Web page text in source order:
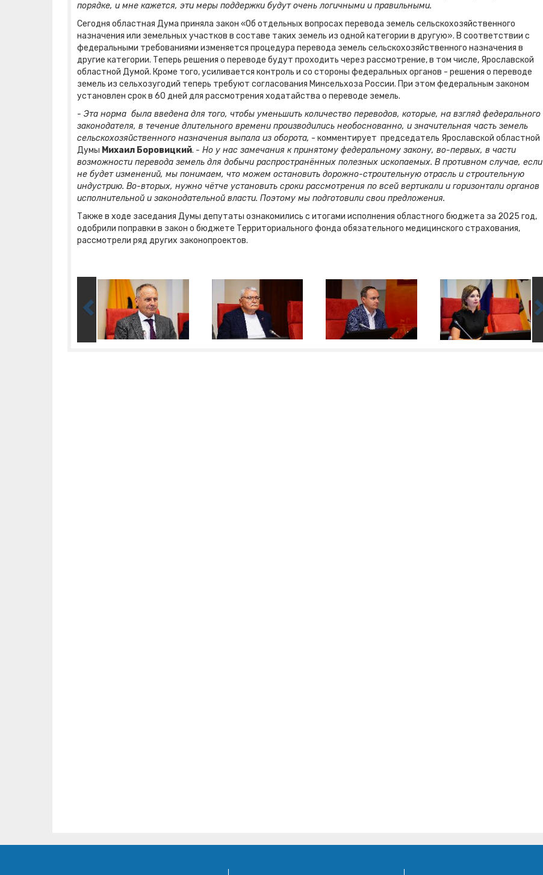
порядке, и мне кажется, эти меры поддержки будут очень логичными и правильными.
Сегодня областная Дума приняла закон «Об отдельных вопросах перевода земель сельскохозяйственного
назначения или земельных участков в составе таких земель из одной категории в другую». В соответствии с
федеральными требованиями изменяется процедура перевода земель сельскохозяйственного назначения в
другие категории. Теперь решения о переводе будут проходить через рассмотрение, в том числе, Ярославской
областной Думой. Кроме того, усиливается контроль и со стороны федеральных органов - решения о переводе
земель из сельхозугодий теперь требуют согласования Минсельхоза России. При этом федеральным законом
установлен срок в 60 дней для рассмотрения ходатайства о переводе земель.
- Эта норма была введена для того, чтобы уменьшить количество переводов, которые, на взгляд федерального
законодателя, в течение длительного времени производились необоснованно, и значительная часть земель
сельскохозяйственного назначения выпала из оборота, - комментирует председатель Ярославской областной
Думы Михаил Боровицкий. - Но у нас замечания к принятому федеральному закону, во-первых, в части
возможности перевода земель для добычи распространённых полезных ископаемых. В противном случае, если
не будет изменений, мы понимаем, что можем остановить дорожно-строительную отрасль и строительную
индустрию. Во-вторых, нужно чётче установить сроки рассмотрения по всей вертикали и горизонтали органов
исполнительной и законодательной власти. Поэтому мы подготовили свои предложения.
Также в ходе заседания Думы депутаты ознакомились с итогами исполнения областного бюджета за 2025 год,
одобрили поправки в закон о бюджете Территориального фонда обязательного медицинского страхования,
рассмотрели ряд других законопроектов.